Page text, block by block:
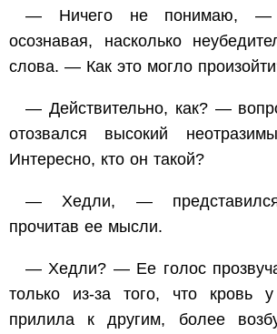
— Ничего не понимаю, —
осознавая, насколько
слова. — Как это могло
— Действительно, как? —
отозвался высокий
Интересно, кто он такой?
— Хедли, —
прочитав ее мысли.
— Хедли? — Ее голос
только из-за того, что кровь
прилила к другим, более